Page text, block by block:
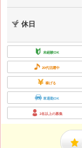
休日
未経験OK
20代活躍中
稼げる
車通勤OK
2名以上の募集